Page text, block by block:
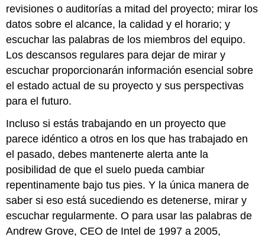
revisiones o auditorías a mitad del proyecto; mirar los
datos sobre el alcance, la calidad y el horario; y
escuchar las palabras de los miembros del equipo.
Los descansos regulares para dejar de mirar y
escuchar proporcionarán información esencial sobre
el estado actual de su proyecto y sus perspectivas
para el futuro.
Incluso si estás trabajando en un proyecto que
parece idéntico a otros en los que has trabajado en
el pasado, debes mantenerte alerta ante la
posibilidad de que el suelo pueda cambiar
repentinamente bajo tus pies. Y la única manera de
saber si eso está sucediendo es detenerse, mirar y
escuchar regularmente. O para usar las palabras de
Andrew Grove, CEO de Intel de 1997 a 2005,